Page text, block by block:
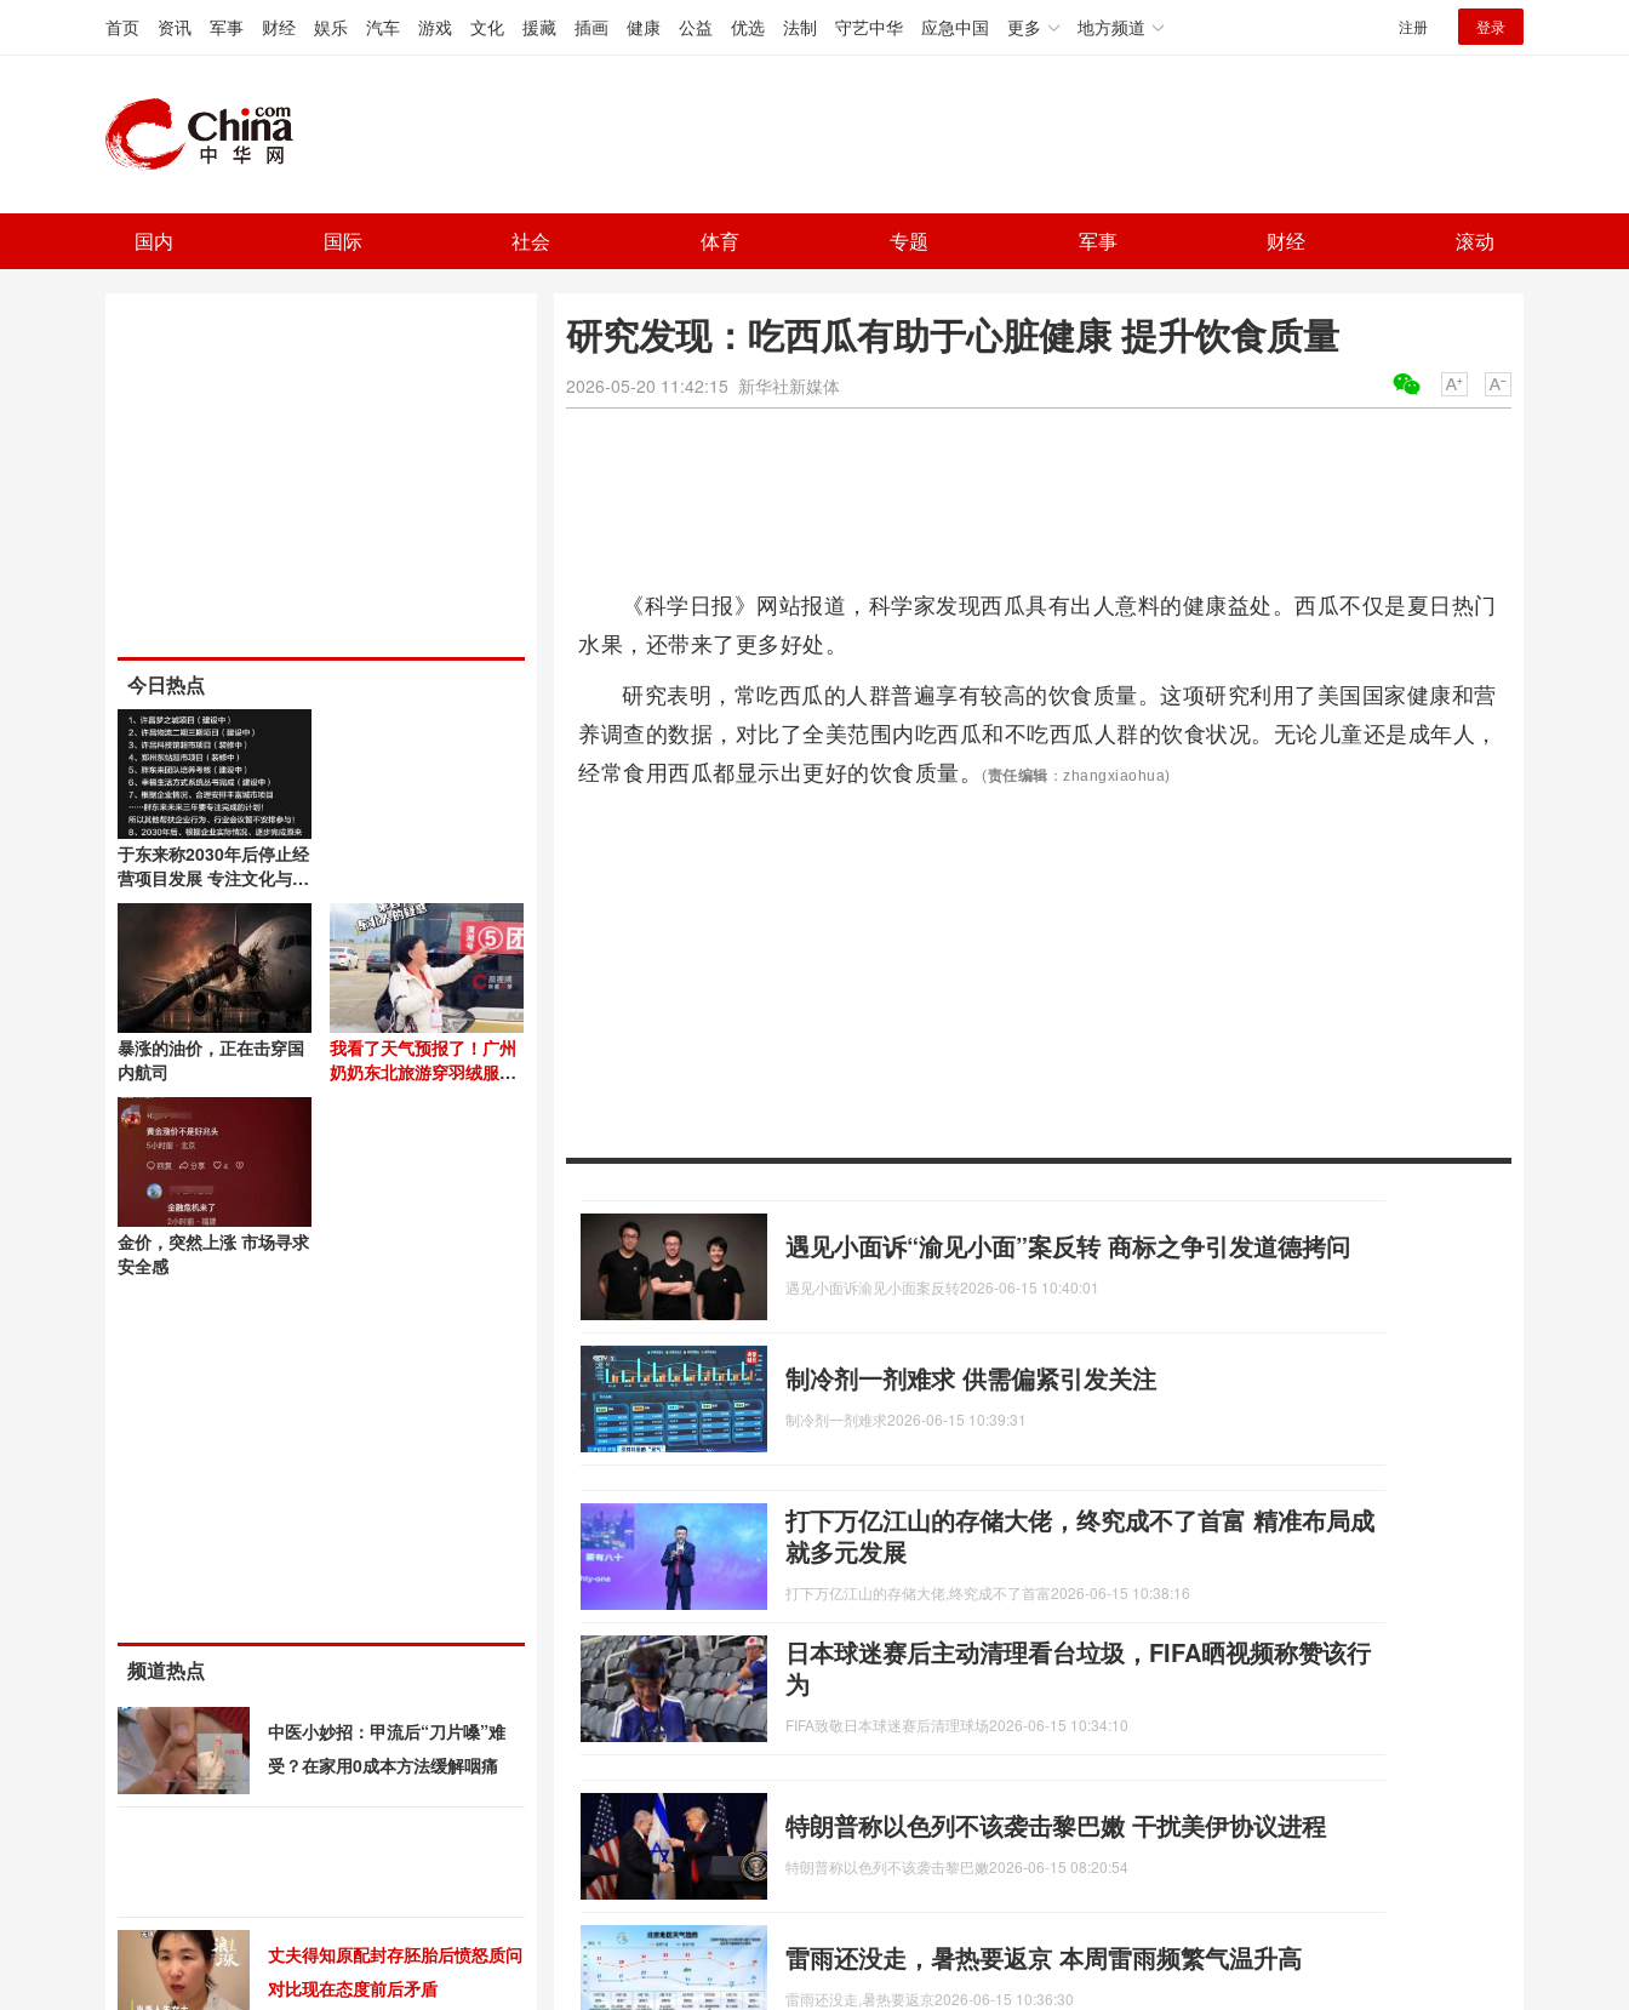
首页 资讯 军事 财经 娱乐 汽车 游戏 文化 援藏 插画 健康 公益 优选 法制 守艺中华 应急中国 更多 地方频道 注册 登录
国内 国际 社会 体育 专题 军事 财经 滚动
研究发现：吃西瓜有助于心脏健康 提升饮食质量
2026-05-20 11:42:15 新华社新媒体
《科学日报》网站报道，科学家发现西瓜具有出人意料的健康益处。西瓜不仅是夏日热门
水果，还带来了更多好处。
研究表明，常吃西瓜的人群普遍享有较高的饮食质量。这项研究利用了美国国家健康和营
养调查的数据，对比了全美范围内吃西瓜和不吃西瓜人群的饮食状况。无论儿童还是成年人，
经常食用西瓜都显示出更好的饮食质量。
(责任编辑 ：zhangxiaohua)
遇见小面诉“渝见小面”案反转 商标之争引发道德拷问
遇见小面诉渝见小面案反转2026-06-15 10:40:01
制冷剂一剂难求 供需偏紧引发关注
制冷剂一剂难求2026-06-15 10:39:31
打下万亿江山的存储大佬，终究成不了首富 精准布局成
就多元发展
打下万亿江山的存储大佬,终究成不了首富2026-06-15 10:38:16
日本球迷赛后主动清理看台垃圾，FIFA晒视频称赞该行
为
FIFA致敬日本球迷赛后清理球场2026-06-15 10:34:10
特朗普称以色列不该袭击黎巴嫩 干扰美伊协议进程
特朗普称以色列不该袭击黎巴嫩2026-06-15 08:20:54
雷雨还没走，暑热要返京 本周雷雨频繁气温升高
雷雨还没走,暑热要返京2026-06-15 10:36:30
今日热点
于东来称2030年后停止经
营项目发展 专注文化与管
理研究
暴涨的油价，正在击穿国
内航司
我看了天气预报了！广州
奶奶东北旅游穿羽绒服配
金价，突然上涨 市场寻求
安全感
频道热点
中医小妙招：甲流后“刀片嗓”难
受？在家用0成本方法缓解咽痛
丈夫得知原配封存胚胎后愤怒质问
对比现在态度前后矛盾